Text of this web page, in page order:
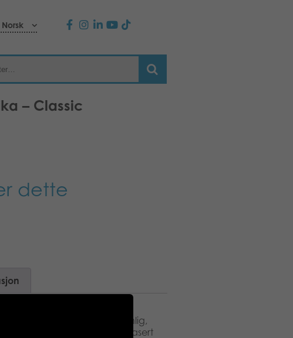
Norsk
– Classic
dette
plysj. Glad, huggable, vennlig,
i Northern Brights er basert